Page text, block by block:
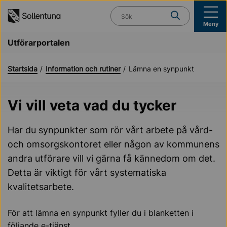
Vad söker du?
Meny
Utförarportalen
Startsida Information och rutiner Lämna en synpunkt
Vi vill veta vad du tycker
Har du synpunkter som rör vårt arbete på vård-
och omsorgskontoret eller någon av kommunens
andra utförare vill vi gärna få kännedom om det.
Detta är viktigt för vårt systematiska
kvalitetsarbete.
För att lämna en synpunkt fyller du i blanketten i